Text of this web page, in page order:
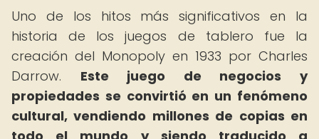
Uno de los hitos más significativos en la
historia de los juegos de tablero fue la
creación del Monopoly en 1933 por Charles
Darrow. Este juego de negocios y
propiedades se convirtió en un fenómeno
cultural, vendiendo millones de copias en